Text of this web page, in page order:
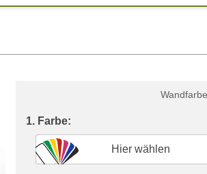
1. Farbe:
Hier wählen